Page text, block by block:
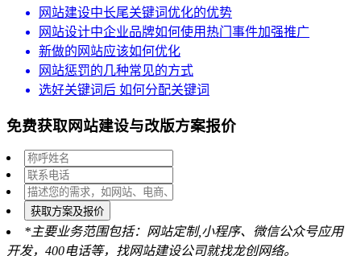
网站建设中长尾关键词优化的优势
网站设计中企业品牌如何使用热门事件加强推广
新做的网站应该如何优化
网站惩罚的几种常见的方式
选好关键词后 如何分配关键词
免费获取网站建设与改版方案报价
获取方案及报价
*主要业务范围包括：网站定制,小程序、微信公众号应用
开发，400电话等，找网站建设公司就找龙创网络。